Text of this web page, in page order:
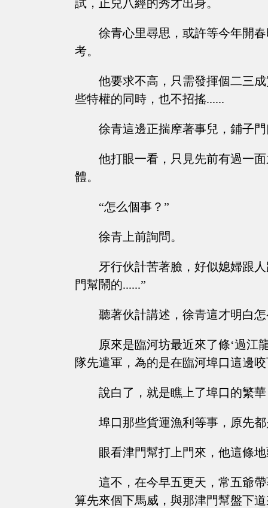
試，正兒八經的秀才出身。
徐青心里尋思，或許等今年開
考。
他要求不高，只需發揮個二三
些特權的同時，也不招搖......
徐青這邊正揣摩著事兒，鋪子
他打眼一看，只見先前有過一
體。
“怎么個事？”
徐青上前詢問。
牙行伙計苦著臉，好似媳婦跟
門幫鬧的......”
聽著伙計講述，徐青這才明白
原來是臨河坊最近來了條‘過江
隊先遣軍，為的是在臨河埠口這邊
說白了，就是瞧上了埠口的繁
埠口那些貨運漁利等事，原先
眼看津門幫打上門來，他這條
這不，在今早五更天，常五爺
算先來個下馬威，與那津門幫盤下